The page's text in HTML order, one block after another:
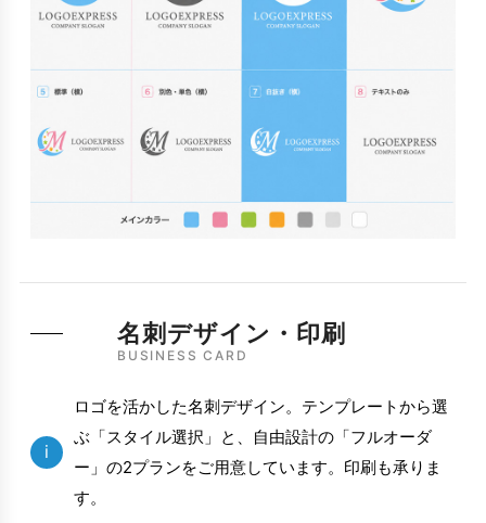
名刺デザイン・印刷
BUSINESS CARD
i
ロゴを活かした名刺デザイン。テンプレートから選
ぶ「スタイル選択」と、自由設計の「フルオーダ
ー」の2プランをご用意しています。印刷も承りま
す。